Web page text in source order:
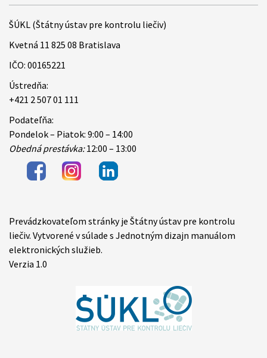
ŠÚKL (Štátny ústav pre kontrolu liečiv)
Kvetná 11 825 08 Bratislava
IČO: 00165221
Ústredňa:
+421 2 507 01 111
Podateľňa:
Pondelok – Piatok: 9:00 – 14:00
Obedná prestávka:12:00 – 13:00
Items
Prevádzkovateľom stránky je Štátny ústav pre kontrolu
liečiv. Vytvorené v súlade s Jednotným dizajn manuálom
elektronických služieb.
Verzia 1.0